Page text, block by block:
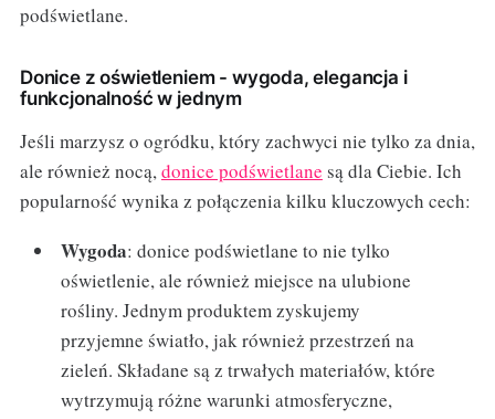
podświetlane.
Donice z oświetleniem - wygoda, elegancja i
funkcjonalność w jednym
Jeśli marzysz o ogródku, który zachwyci nie tylko za dnia,
ale również nocą,donice podświetlane są dla Ciebie. Ich
popularność wynika z połączenia kilku kluczowych cech:
Wygoda: donice podświetlane to nie tylko
oświetlenie, ale również miejsce na ulubione
rośliny. Jednym produktem zyskujemy
przyjemne światło, jak również przestrzeń na
zieleń. Składane są z trwałych materiałów, które
wytrzymują różne warunki atmosferyczne,